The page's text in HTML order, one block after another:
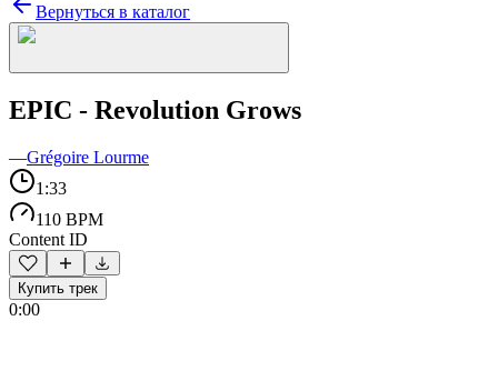
Вернуться в каталог
EPIC - Revolution Grows
—Grégoire Lourme
1:33
110 BPM
Content ID
Купить трек
0:00